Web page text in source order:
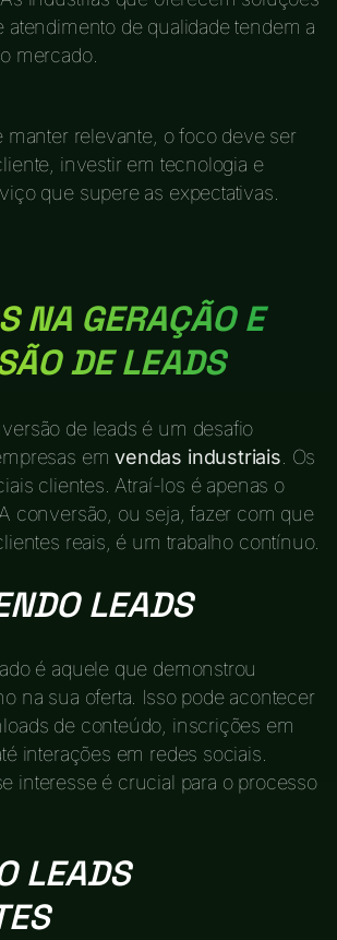
atendimento de qualidade tendem a
mercado.
manter relevante, o foco deve ser
investir em tecnologia e
que supere as expectativas.
NA GERAÇÃO E
DE LEADS
de leads é um desafio
emvendas industriais . Os
clientes. Atraí-los é apenas o
conversão, ou seja, fazer com que
reais, é um trabalho contínuo.
LEADS
é aquele que demonstrou
na sua oferta. Isso pode acontecer
de conteúdo, inscrições em
interações em redes sociais.
interesse é crucial para o processo
LEADS